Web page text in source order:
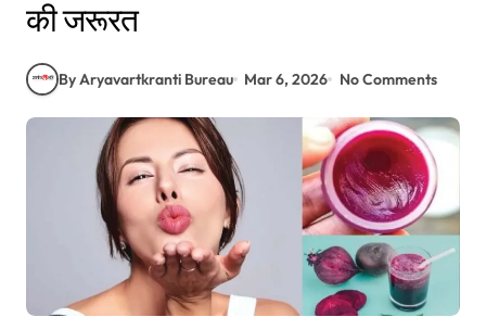
की जरूरत
By Aryavartkranti Bureau Mar 6, 2026 No Comments